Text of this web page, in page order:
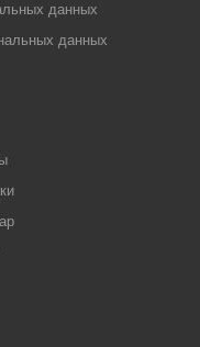
данных
данных